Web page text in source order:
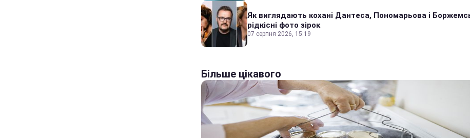
Як виглядають кохані Дантеса, Пономарьова і
рідкісні фото зірок
07 серпня 2026, 15:19
Більше цікавого